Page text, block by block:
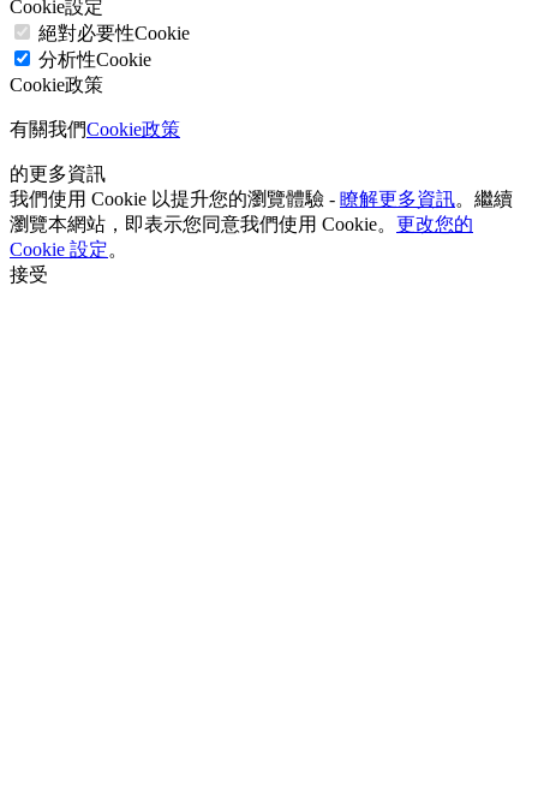
Cookie設定
絕對必要性Cookie
分析性Cookie
Cookie政策
有關我們Cookie政策
的更多資訊
我們使用 Cookie 以提升您的瀏覽體驗 - 瞭解更多資訊。繼續
瀏覽本網站，即表示您同意我們使用 Cookie。 更改您的
Cookie 設定。
接受